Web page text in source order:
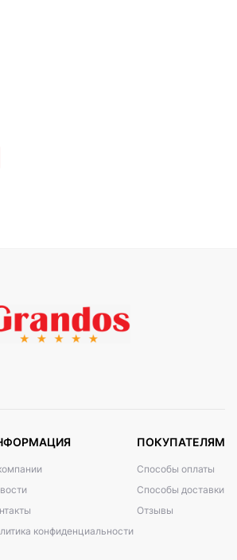
конфиденциальности
ПОКУПАТЕЛЯМ
Способы оплаты
Способы доставки
Отзывы